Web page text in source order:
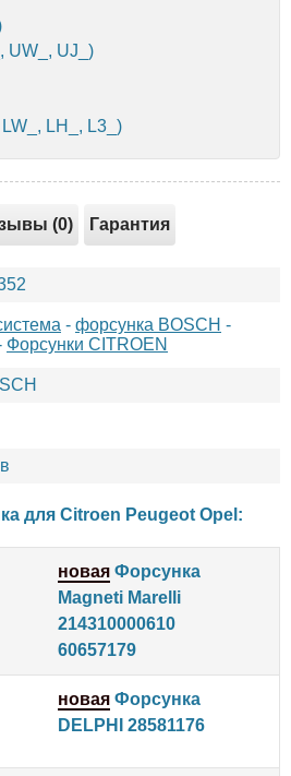
UW_, UJ_)
LH_, L3_)
(0) Гарантия
- форсунка BOSCH -
Форсунки CITROEN
для Citroen Peugeot Opel :
новая Форсунка
Magneti Marelli
214310000610
60657179
новая Форсунка
DELPHI 28581176